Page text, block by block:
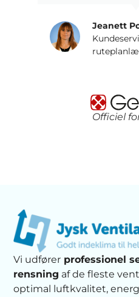
Jeanett
Officiel
Vi udfører professionel
rensning af de fleste
optimal luftkvalitet,